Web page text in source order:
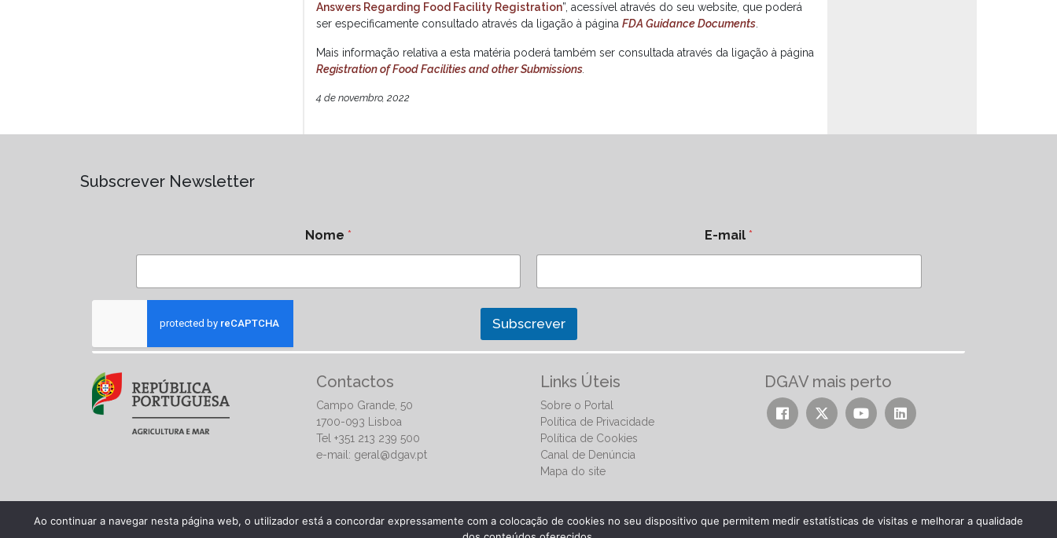
Answers Regarding Food Facility Registration”, acessível através do seu website, que poderá
ser especificamente consultado através da ligação à página FDA Guidance Documents
Mais informação relativa a esta matéria poderá também ser consultada através da ligação à página
Registration of Food Facilities and other Submissions
4 de novembro, 2022
Subscrever Newsletter
Nome * E-mail*
Subscrever
Contactos
Campo Grande, 50
1700-093 Lisboa
Tel +351 213 239 500
e-mail: geral@dgav.pt
Links Úteis
Sobre o Portal
Política de Privacidade
Política de Cookies
Canal de Denúncia
Mapa do site
DGAV mais perto
Ao continuar a navegar nesta página web, o utilizador está a concordar expressamente com a colocação de cookies no seu dispositivo que permitem medir estatísticas de visitas e melhorar a qualidade